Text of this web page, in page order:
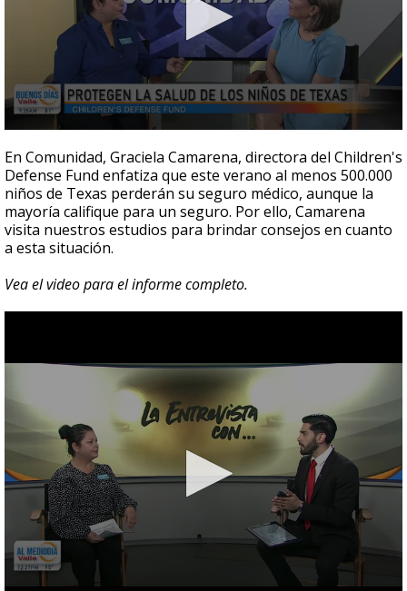
seconds
of
7
minutes,
1
second
En Comunidad, Graciela Camarena, directora del Children's
Defense Fund enfatiza que este verano al menos 500.000
niños de Texas perderán su seguro médico, aunque la
mayoría califique para un seguro. Por ello, Camarena
visita nuestros estudios para brindar consejos en cuanto
a esta situación.
Vea el video para el informe completo.